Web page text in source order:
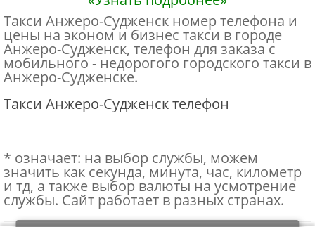
Такси Анжеро-Судженск номер телефона и
цены на эконом и бизнес такси в городе
Анжеро-Судженск, телефон для заказа с
мобильного - недорогого городского такси в
Анжеро-Судженске.
Такси Анжеро-Судженск телефон
* означает: на выбор службы, можем
значить как секунда, минута, час, километр
и тд, а также выбор валюты на усмотрение
службы. Сайт работает в разных странах.